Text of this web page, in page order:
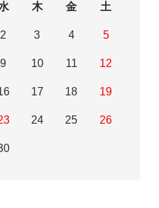
木 金 土
2 3 4 5
9 10 11 12
17 18 19
24 25 26